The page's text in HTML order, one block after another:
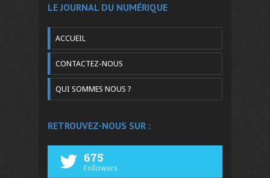
LE JOURNAL DU NUMÉRIQUE
ACCUEIL
CONTACTEZ-NOUS
QUI SOMMES NOUS ?
RETROUVEZ-NOUS SUR :
675
Followers